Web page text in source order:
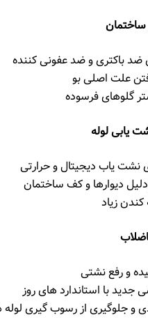
ساختمان
ضد باکتری و ضد عفونی ‌کننده
علت اصلی بو
گلوهای فرسوده
یابی لوله
نشت‌ یاب دیجیتال و حرارتی
دیوارها و کف ساختمان
زیاد
و رفع نشتی
با استاندارد های روز
جلوگیری از رسوب ‌گیری لوله‌